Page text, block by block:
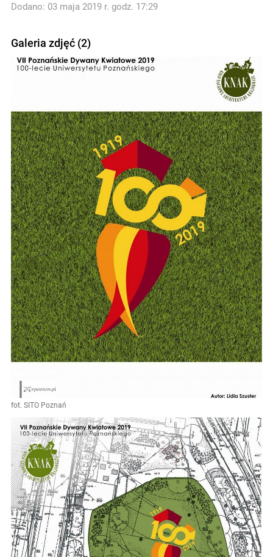
Dodano: 03 maja 2019 r. godz. 17:29
Galeria zdjęć (2)
fot. SITO Poznań